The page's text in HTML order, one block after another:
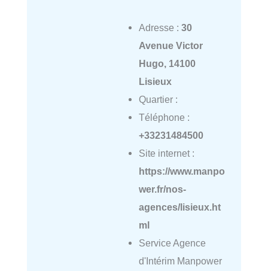
Adresse : 30
Avenue Victor
Hugo, 14100
Lisieux
Quartier :
Téléphone :
+33231484500
Site internet :
https://www.manpo
wer.fr/nos-
agences/lisieux.ht
ml
Service Agence
d'Intérim Manpower